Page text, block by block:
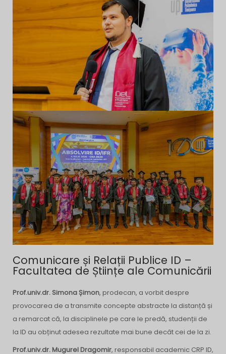
Comunicare și Relații Publice ID –
Facultatea de Științe ale Comunicării
Prof.univ.dr. Simona Șimon, prodecan, a vorbit despre
provocarea de a transmite concepte abstracte la distanță și
a remarcat că, la disciplinele pe care le predă, studenții de
la ID au obținut adesea rezultate mai bune decât cei de la zi.
Prof.univ.dr. Mugurel Dragomir, responsabil academic CRP ID,